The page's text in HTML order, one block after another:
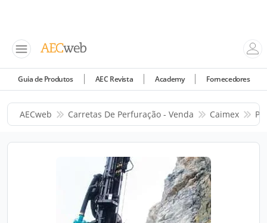
Guia de Produtos AEC Revista Academy Fornecedores
AECweb Carretas De Perfuração - Venda Caimex